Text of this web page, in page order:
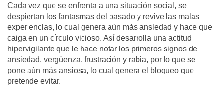
Cada vez que se enfrenta a una situación social, se
despiertan los fantasmas del pasado y revive las malas
experiencias, lo cual genera aún más ansiedad y hace que
caiga en un círculo vicioso. Así desarrolla una actitud
hipervigilante que le hace notar los primeros signos de
ansiedad, vergüenza, frustración y rabia, por lo que se
pone aún más ansiosa, lo cual genera el bloqueo que
pretende evitar.